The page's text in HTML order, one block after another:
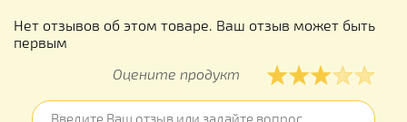
Нет отзывов об этом товаре. Ваш отзыв может быть
первым
Оцените продукт